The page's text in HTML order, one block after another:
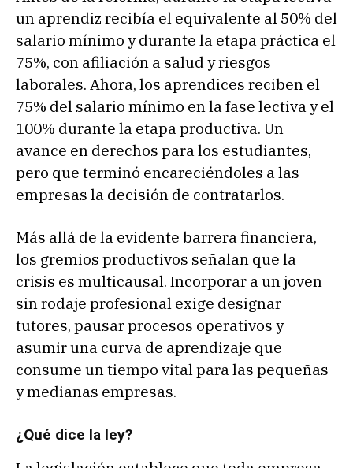
un aprendiz recibía el equivalente al 50% del
salario mínimo y durante la etapa práctica el
75%, con afiliación a salud y riesgos
laborales. Ahora, los aprendices reciben el
75% del salario mínimo en la fase lectiva y el
100% durante la etapa productiva. Un
avance en derechos para los estudiantes,
pero que terminó encareciéndoles a las
empresas la decisión de contratarlos.
Más allá de la evidente barrera financiera,
los gremios productivos señalan que la
crisis es multicausal. Incorporar a un joven
sin rodaje profesional exige designar
tutores, pausar procesos operativos y
asumir una curva de aprendizaje que
consume un tiempo vital para las pequeñas
y medianas empresas.
¿Qué dice la ley?